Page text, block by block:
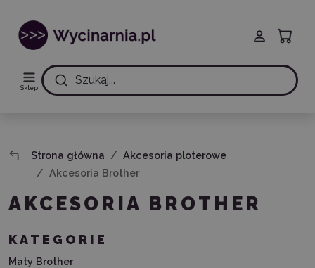
Sklep
Szukaj...
Strona główna
Akcesoria ploterowe
Akcesoria Brother
AKCESORIA BROTHER
KATEGORIE
Maty Brother